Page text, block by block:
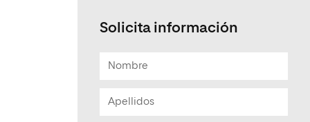
Solicita información